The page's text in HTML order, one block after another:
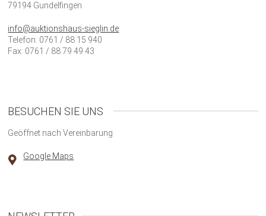
79194 Gundelfingen
info@auktionshaus-sieglin.de
Telefon: 0761 / 88 15 940
Fax: 0761 / 88 79 49 43
BESUCHEN SIE UNS
Geöffnet nach Vereinbarung
Google Maps